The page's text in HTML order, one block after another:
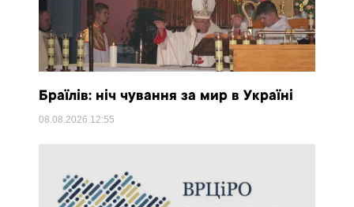
Браїлів: ніч чування за мир в Україні
08.08.2026 12:55